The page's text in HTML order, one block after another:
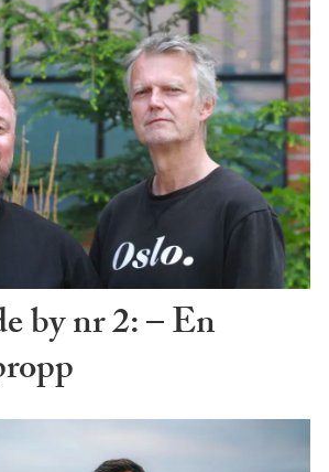
by nr 2: – En